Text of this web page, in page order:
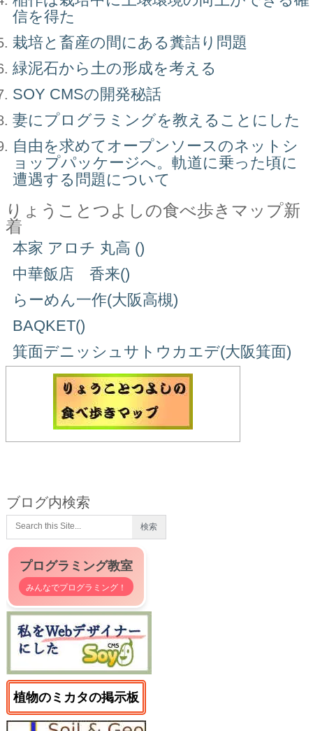
信を得た
栽培と畜産の間にある糞詰り問題
緑泥石から土の形成を考える
SOY CMSの開発秘話
妻にプログラミングを教えることにした
自由を求めてオープンソースのネットシ
ョップパッケージへ。軌道に乗った頃に
遭遇する問題について
りょうことつよしの食べ歩きマップ新
着
本家 アロチ 丸高 ()
中華飯店 香来()
らーめん一作(大阪高槻)
BAQKET()
箕面デニッシュサトウカエデ(大阪箕面)
ブログ内検索
プログラミング教室
みんなでプログラミング！
植物のミカタの掲示板